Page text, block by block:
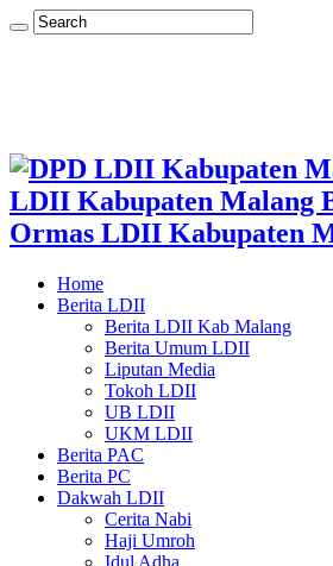
LDII Kabupaten Malang
Ormas LDII Kabupaten
Home
Berita LDII
Berita LDII Kab Malang
Berita Umum LDII
Liputan Media
Tokoh LDII
UB LDII
UKM LDII
Berita PAC
Berita PC
Dakwah LDII
Cerita Nabi
Haji Umroh
Idul Adha